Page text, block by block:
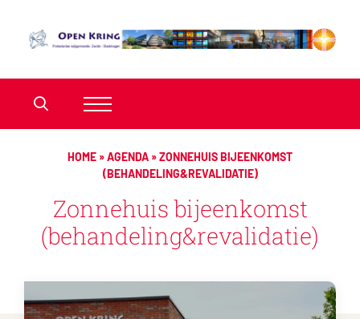
HOME »AGENDA »ZONNEHUIS BIJEENKOMST
(BEHANDELING&REVALIDATIE)
Zonnehuis bijeenkomst
(behandeling&revalidatie)